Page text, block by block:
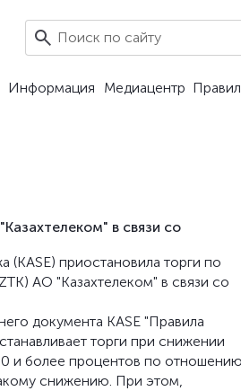
Информация Медиацентр
в связи со
(KASE) приостановила торги по
АО "Казахтелеком" в связи со
документа KASE "Правила
торги при снижении
и более процентов по
снижению. При этом,